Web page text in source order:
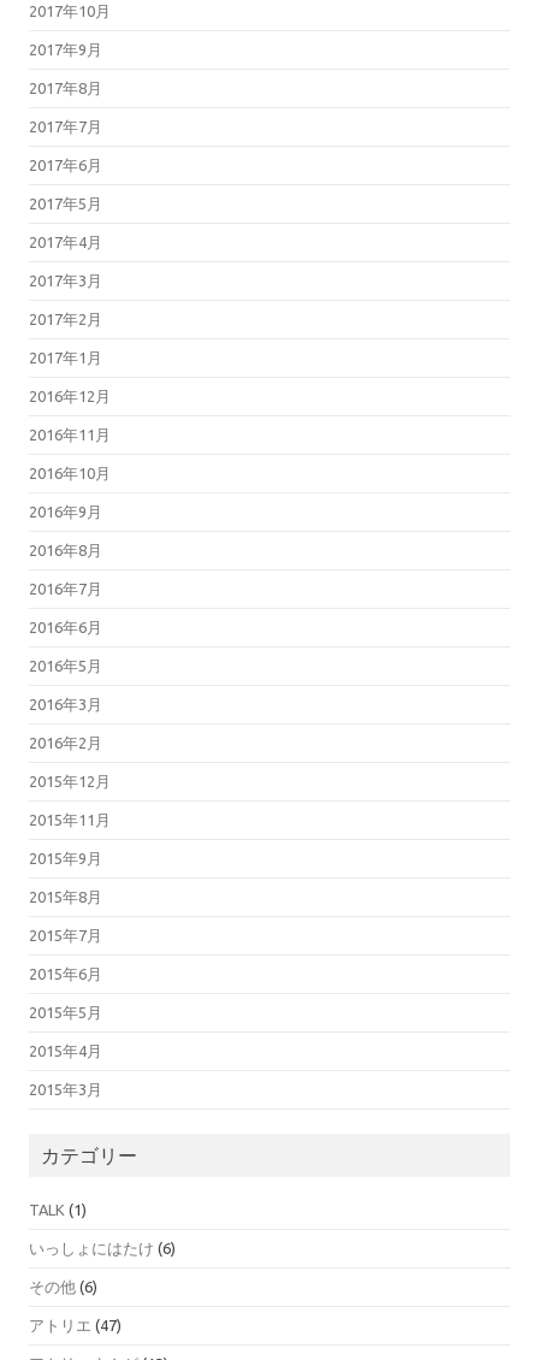
2017年10月
2017年9月
2017年8月
2017年7月
2017年6月
2017年5月
2017年4月
2017年3月
2017年2月
2017年1月
2016年12月
2016年11月
2016年10月
2016年9月
2016年8月
2016年7月
2016年6月
2016年5月
2016年3月
2016年2月
2015年12月
2015年11月
2015年9月
2015年8月
2015年7月
2015年6月
2015年5月
2015年4月
2015年3月
カテゴリー
TALK (1)
いっしょにはたけ (6)
その他 (6)
アトリエ (47)